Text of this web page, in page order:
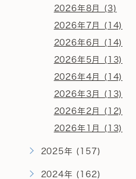
2026年8月 (3)
2026年7月 (14)
2026年6月 (14)
2026年5月 (13)
2026年4月 (14)
2026年3月 (13)
2026年2月 (12)
2026年1月 (13)
2025年 (157)
2024年 (162)